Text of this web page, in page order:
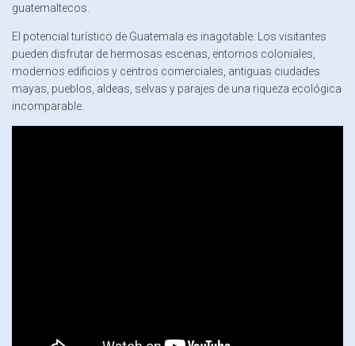
guatemaltecos.
El potencial turístico de Guatemala es inagotable. Los visitantes
pueden disfrutar de hermosas escenas, entornos coloniales,
modernos edificios y centros comerciales, antiguas ciudades
mayas, pueblos, aldeas, selvas y parajes de una riqueza ecológica
incomparable.